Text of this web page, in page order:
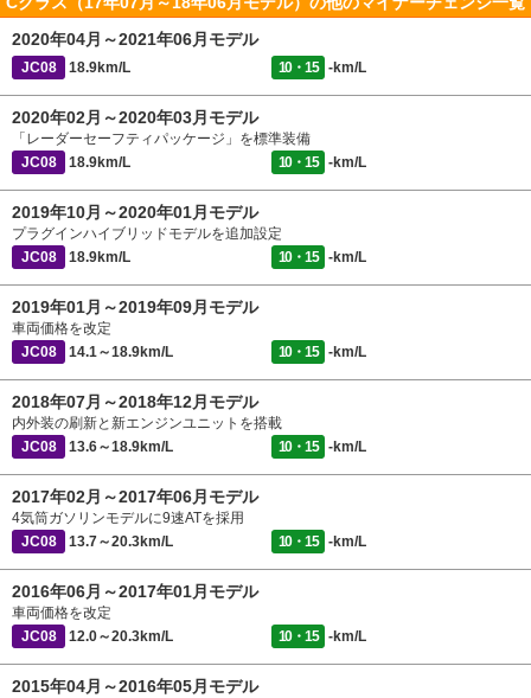
2020年04月～2021年06月モデル
JC08 18.9km/L 10・15 -km/L
2020年02月～2020年03月モデル
「レーダーセーフティパッケージ」を標準装備
JC08
18.9km/L 10・15 -km/L
2019年10月～2020年01月モデル
プラグインハイブリッドモデルを追加設定
JC08
18.9km/L 10・15 -km/L
2019年01月～2019年09月モデル
車両価格を改定
JC08
14.1～18.9km/L 10・15 -km/L
2018年07月～2018年12月モデル
内外装の刷新と新エンジンユニットを搭載
JC08
13.6～18.9km/L 10・15 -km/L
2017年02月～2017年06月モデル
4気筒ガソリンモデルに9速ATを採用
JC08
13.7～20.3km/L 10・15 -km/L
2016年06月～2017年01月モデル
車両価格を改定
JC08
12.0～20.3km/L 10・15 -km/L
2015年04月～2016年05月モデル